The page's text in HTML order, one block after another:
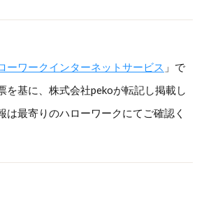
ーワークインターネットサービス 」で
を基に、株式会社pekoが転記し掲載し
は最寄りのハローワークにてご確認く